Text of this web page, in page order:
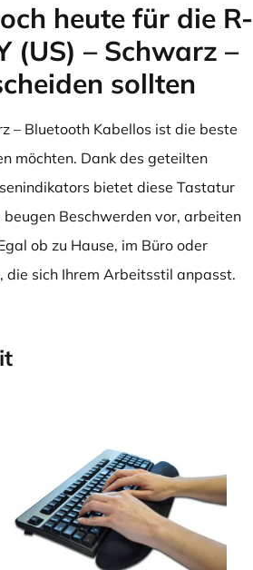
heute für die R-
(US) – Schwarz –
sollten
– Bluetooth Kabellos ist die beste
möchten. Dank des geteilten
bietet diese Tastatur
Beschwerden vor, arbeiten
ob zu Hause, im Büro oder
die sich Ihrem Arbeitsstil anpasst.